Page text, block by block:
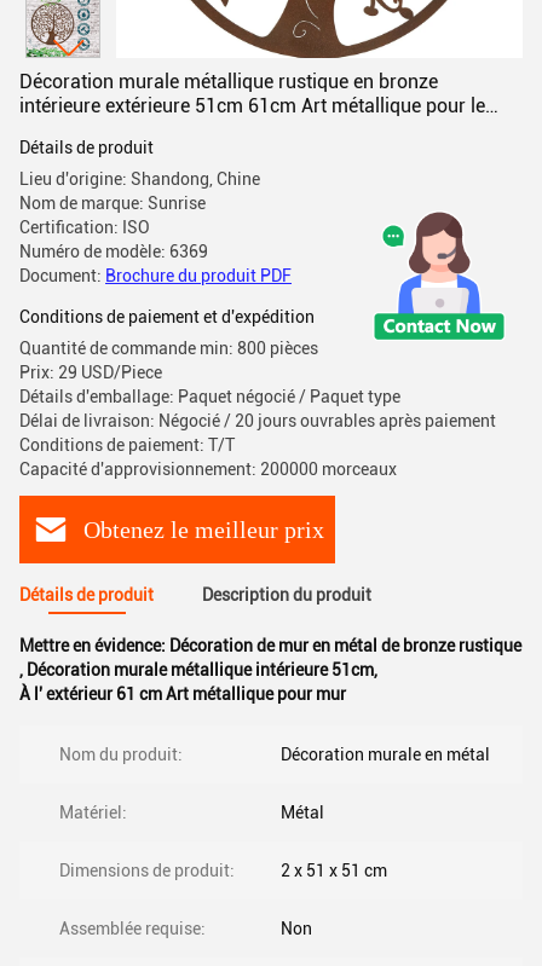
Décoration murale métallique rustique en bronze
intérieure extérieure 51cm 61cm Art métallique pour le
Détails de produit
Lieu d'origine: Shandong, Chine
Nom de marque: Sunrise
Certification: ISO
Numéro de modèle: 6369
Document: Brochure du produit PDF
Conditions de paiement et d'expédition
Quantité de commande min: 800 pièces
Prix: 29 USD/Piece
Détails d'emballage: Paquet négocié / Paquet type
Délai de livraison: Négocié / 20 jours ouvrables après paiement
Conditions de paiement: T/T
Capacité d'approvisionnement: 200000 morceaux
Obtenez le meilleur prix
Détails de produit Description du produit
Mettre en évidence: Décoration de mur en métal de bronze rustique
, Décoration murale métallique intérieure 51cm,
À l' extérieur 61 cm Art métallique pour mur
Nom du produit: Décoration murale en métal
Matériel: Métal
Dimensions de produit: 2 x 51 x 51 cm
Assemblée requise: Non